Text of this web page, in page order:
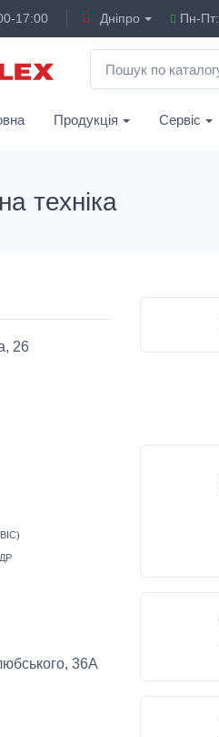
17:00 Дніпро Пн-
Продукція Сервіс
техніка
26
36А